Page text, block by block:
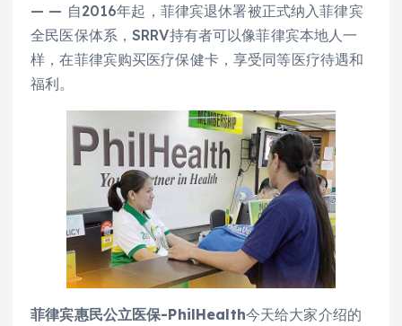
— — 自2016年起，菲律宾退休署被正式纳入菲律宾
全民医保体系，SRRV持有者可以像菲律宾本地人一
样，在菲律宾购买医疗保健卡，享受同等医疗待遇和
福利。
菲律宾惠民公立医保-PhilHealth今天给大家介绍的